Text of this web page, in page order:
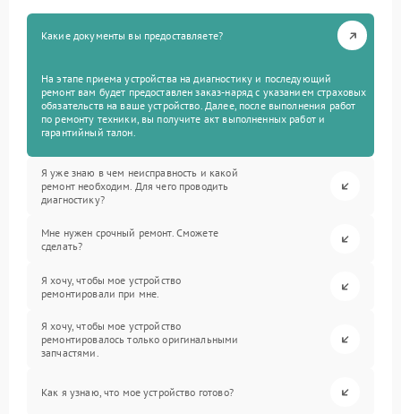
Какие документы вы предоставляете?
На этапе приема устройства на диагностику и последующий
ремонт вам будет предоставлен заказ-наряд с указанием страховых
обязательств на ваше устройство. Далее, после выполнения работ
по ремонту техники, вы получите акт выполненных работ и
гарантийный талон.
Я уже знаю в чем неисправность и какой
ремонт необходим. Для чего проводить
диагностику?
Мне нужен срочный ремонт. Сможете
сделать?
Я хочу, чтобы мое устройство
ремонтировали при мне.
Я хочу, чтобы мое устройство
ремонтировалось только оригинальными
запчастями.
Как я узнаю, что мое устройство готово?